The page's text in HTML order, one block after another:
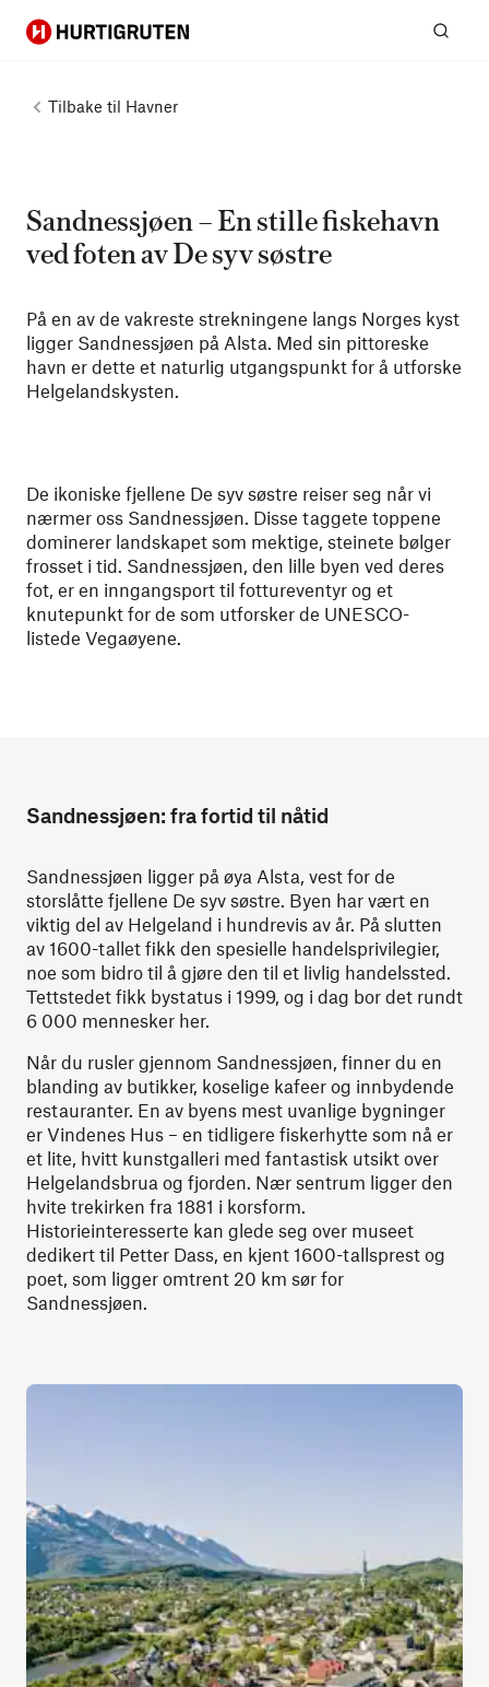
Hurtigruten
Tilbake til Havner
Sandnessjøen – En stille fiskehavn
ved foten av De syv søstre
På en av de vakreste strekningene langs Norges kyst
ligger Sandnessjøen på Alsta. Med sin pittoreske
havn er dette et naturlig utgangspunkt for å utforske
Helgelandskysten.
De ikoniske fjellene De syv søstre reiser seg når vi
nærmer oss Sandnessjøen. Disse taggete toppene
dominerer landskapet som mektige, steinete bølger
frosset i tid. Sandnessjøen, den lille byen ved deres
fot, er en inngangsport til fottureventyr og et
knutepunkt for de som utforsker de UNESCO-
listede Vegaøyene.
Sandnessjøen: fra fortid til nåtid
Sandnessjøen ligger på øya Alsta, vest for de
storslåtte fjellene De syv søstre. Byen har vært en
viktig del av Helgeland i hundrevis av år. På slutten
av 1600-tallet fikk den spesielle handelsprivilegier,
noe som bidro til å gjøre den til et livlig handelssted.
Tettstedet fikk bystatus i 1999, og i dag bor det rundt
6 000 mennesker her.
Når du rusler gjennom Sandnessjøen, finner du en
blanding av butikker, koselige kafeer og innbydende
restauranter. En av byens mest uvanlige bygninger
er Vindenes Hus – en tidligere fiskerhytte som nå er
et lite, hvitt kunstgalleri med fantastisk utsikt over
Helgelandsbrua og fjorden. Nær sentrum ligger den
hvite trekirken fra 1881 i korsform.
Historieinteresserte kan glede seg over museet
dedikert til Petter Dass, en kjent 1600-tallsprest og
poet, som ligger omtrent 20 km sør for
Sandnessjøen.